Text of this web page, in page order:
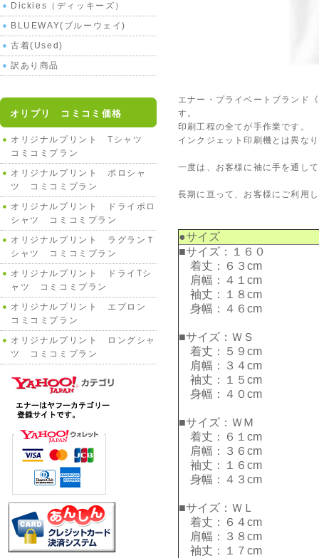
エナー・プライベートブランド
す。
印刷工程の全てが手作業です。
インクジェット印刷機とは異な
一度は、お客様に袖に手を通し
長期に亘って、お客様にご利用
●サイズ
■サイズ：１６０
着丈：６３cm
肩幅：４１cm
袖丈：１８cm
身幅：４６cm
■サイズ：ＷＳ
着丈：５９cm
肩幅：３４cm
袖丈：１５cm
身幅：４０cm
■サイズ：ＷＭ
着丈：６１cm
肩幅：３６cm
袖丈：１６cm
身幅：４３cm
■サイズ：ＷＬ
着丈：６４cm
肩幅：３８cm
袖丈：１７cm
Dickies（ディッキーズ）
BLUEWAY(ブルーウェイ)
古着(Used)
訳あり商品
オリプリ コミコミ価格
オリジナルプリント Tシャツ
コミコミプラン
オリジナルプリント ポロシャ
ツ コミコミプラン
オリジナルプリント ドライポロ
シャツ コミコミプラン
オリジナルプリント ラグランＴ
シャツ コミコミプラン
オリジナルプリント ドライTシ
ャツ コミコミプラン
オリジナルプリント エプロン
コミコミプラン
オリジナルプリント ロングシャ
ツ コミコミプラン